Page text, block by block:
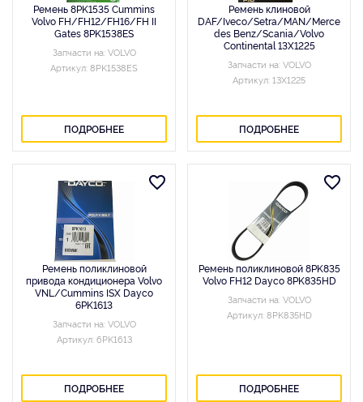
Ремень 8PK1535 Cummins
Volvo FH/FH12/FH16/FH II
Gates 8PK1538ES
Запчасти на: VOLVO
Артикул: 8PK1538ES
ПОДРОБНЕЕ
Ремень клиновой
DAF/Iveco/Setra/MAN/Merce
des Benz/Scania/Volvo
Continental 13X1225
Запчасти на: VOLVO
Артикул: 13X1225
ПОДРОБНЕЕ
Ремень поликлиновой
привода кондиционера Volvo
VNL/Cummins ISX Dayco
6PK1613
Запчасти на: VOLVO
Артикул: 6PK1613
ПОДРОБНЕЕ
Ремень поликлиновой 8PK835
Volvo FH12 Dayco 8PK835HD
Запчасти на: VOLVO
Артикул: 8PK835HD
ПОДРОБНЕЕ